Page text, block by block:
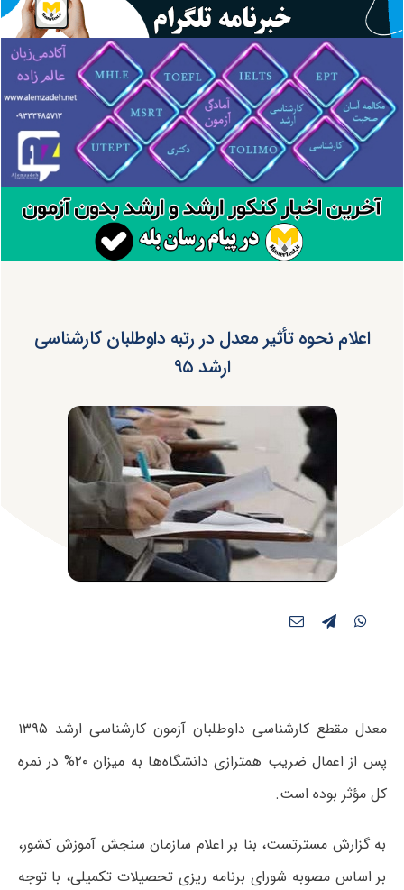
اعلام نحوه تأثیر معدل در رتبه داوطلبان کارشناسی
ارشد ۹۵
معدل مقطع کارشناسی داوطلبان آزمون کارشناسی ارشد ۱۳۹۵
پس از اعمال ضریب همترازی دانشگاه‌ها به میزان ۲۰% در نمره
کل مؤثر بوده است.
به گزارش مسترتست، بنا بر اعلام سازمان سنجش آموزش کشور،
بر اساس مصوبه شورای برنامه ریزی تحصیلات تکمیلی، با توجه